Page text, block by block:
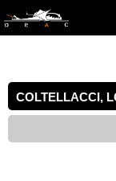
COLTELLACCI,